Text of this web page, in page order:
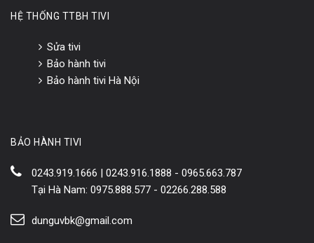
HỆ THỐNG TTBH TIVI
Sửa tivi
Bảo hành tivi
Bảo hành tivi Hà Nội
BẢO HÀNH TIVI
0243.919.1666 | 0243.916.1888 - 0965.663.787
Tại Hà Nam: 0975.888.577 - 02266.288.588
dunguvbk@gmail.com